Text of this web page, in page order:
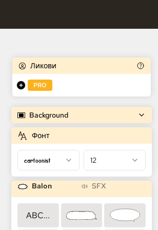
Ликови
PRO
Background
Фонт
cartoonist 12
Balon SFX
ABC...